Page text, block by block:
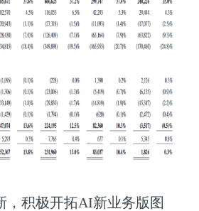
，积极开拓AI新业务版图